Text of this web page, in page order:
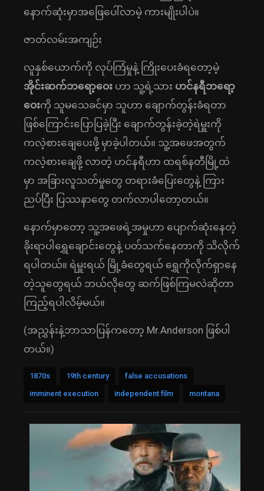
နောက်ဆုံးမှာအဖြေပေါ်လာမဲ့ ကားမျိုးပါပဲ။
ဇာတ်လမ်းအကျဉ်း
လူနှစ်ယောက်ကို လုပ်ကြံမှုနဲ့ ကြိုးပေးခံရတော့မဲ့
အိုင်းဆက်ဘရော့ဝေး ဟာ သူ့ရဲ့သား ဟင်နရီဘရော့
ဝေးကို သူမသေခင်မှာ သူဟာ ချောက်တွန်းခံရတာ
ဖြစ်ကြောင်းပြောပြခဲ့ပြီး ချောက်တွန်းခဲ့တဲ့ရဲမှူးကို
ကလဲ့စားချေပေးဖို့ မှာခဲ့ပါတယ်။ သူ့အဖေအတွက်
ကလဲ့စားချေဖို့ လာတဲ့ ဟင်နရီဟာ ထရစ်နတီမြို့ထဲ
မှာ အခြားလူသတ်မှုတွေ တရားခံပြေးတွေနဲ့ ကြား
ညပ်ပြီး ပြဿနာတွေ တက်လာပါတော့တယ်။
နောက်မှာတော့ သူ့အဖေရဲ့အမှုဟာ ပျောက်ဆုံးနေတဲ့
ခိုးရာပါရွှေချောင်းတွေနဲ့ ပတ်သက်နေတာကို သိလိုက်
ရပါတယ်။ ရဲမှူးရယ် မြို့ခံတွေရယ် ရွှေကိုလိုက်ရှာနေ
တဲ့သူတွေရယ် ဘယ်လိုတွေ ဆက်ဖြစ်ကြမလဲဆိုတာ
ကြည့်ရပါလိမ့်မယ်။
(အညွှန်းနဲ့ဘာသာပြန်ကတော့ Mr.Anderson ဖြစ်ပါ
တယ်။)
1870s 19th century
false accusations
imminent execution
independent film montana